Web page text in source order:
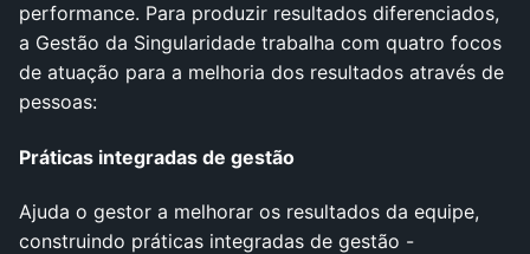
performance. Para produzir resultados diferenciados,
a Gestão da Singularidade trabalha com quatro focos
de atuação para a melhoria dos resultados através de
pessoas:
Práticas integradas de gestão
Ajuda o gestor a melhorar os resultados da equipe,
construindo práticas integradas de gestão -